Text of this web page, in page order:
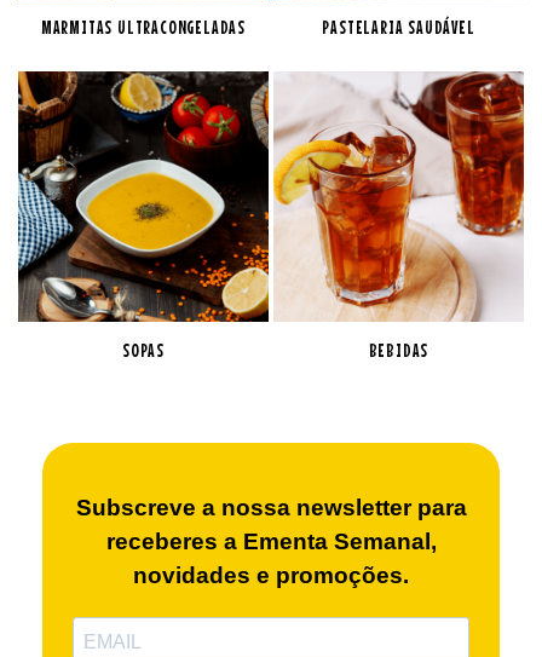
MARMITAS ULTRACONGELADAS PASTELARIA SAUDÁVEL
SOPAS BEBIDAS